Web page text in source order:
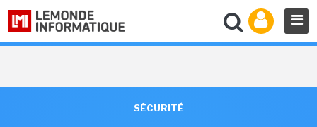
SÉCURITÉ